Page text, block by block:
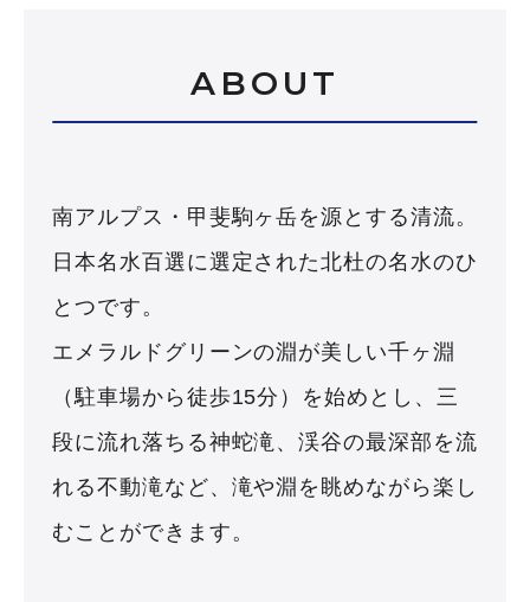
ABOUT
南アルプス・甲斐駒ヶ岳を源とする清流。
日本名水百選に選定された北杜の名水のひ
とつです。
エメラルドグリーンの淵が美しい千ヶ淵
（駐車場から徒歩15分）を始めとし、三
段に流れ落ちる神蛇滝、渓谷の最深部を流
れる不動滝など、滝や淵を眺めながら楽し
むことができます。